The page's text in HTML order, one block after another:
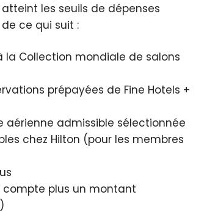
les seuils de dépenses
ce qui suit :
la Collection mondiale de salons
prépayées de Fine Hotels +
admissible sélectionnée
chez Hilton (pour les membres
compte plus un montant